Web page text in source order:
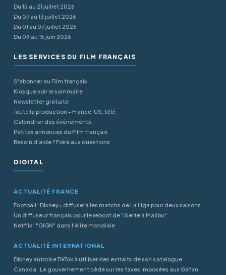
Du 15 au 21 juillet 2026
Du 07 au 13 juillet 2026
Du 01 au 07 juillet 2026
Du 09 au 15 juin 2026
LES SERVICES DU FILM FRANÇAIS
S'abonner au Film français
Kiosque voir le sommaire
Newsletter gratuite
Toute la production - France, US, télé
Calendrier des événements
Petites annonces du Film français
Besoin d'aide ? Foire aux questions
DIGITAL
ACTUALITÉ FRANCE
Football : Disney+ diffusera les matchs de La Liga pour deux saisons
Un diffuseur français pour le reboot de "Alerte à Malibu"
Netflix : "GIGN" dans l'élite mondiale
ACTUALITÉ INTERNATIONAL
Disney autorise TikTok à utiliser des extraits de son catalogue
Canada : Le gouvernement cède sur les taxes imposées aux Gafan